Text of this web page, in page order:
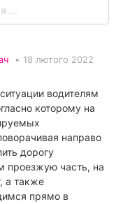
• 18 лютого 2022
водителям
которому на
направо
дорогу
проезжую часть, на
а также
прямо в